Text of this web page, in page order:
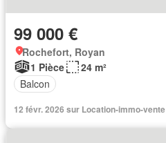
99 000 €
Rochefort, Royan
1 Pièce
24 m²
Balcon
12 févr. 2026 sur Location-immo-vente